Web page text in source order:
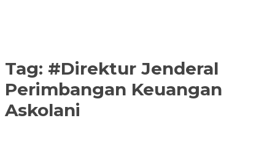
Tag: #Direktur Jenderal
Perimbangan Keuangan
Askolani